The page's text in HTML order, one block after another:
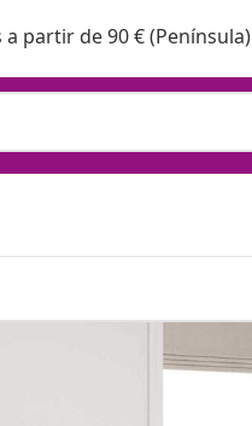
a partir de 90 € (Península)